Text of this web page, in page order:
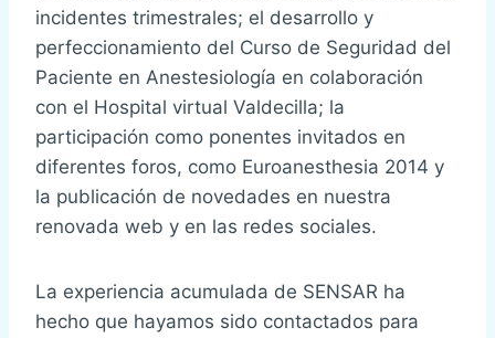
incidentes trimestrales; el desarrollo y
perfeccionamiento del Curso de Seguridad del
Paciente en Anestesiología en colaboración
con el Hospital virtual Valdecilla; la
participación como ponentes invitados en
diferentes foros, como Euroanesthesia 2014 y
la publicación de novedades en nuestra
renovada web y en las redes sociales.
La experiencia acumulada de SENSAR ha
hecho que hayamos sido contactados para